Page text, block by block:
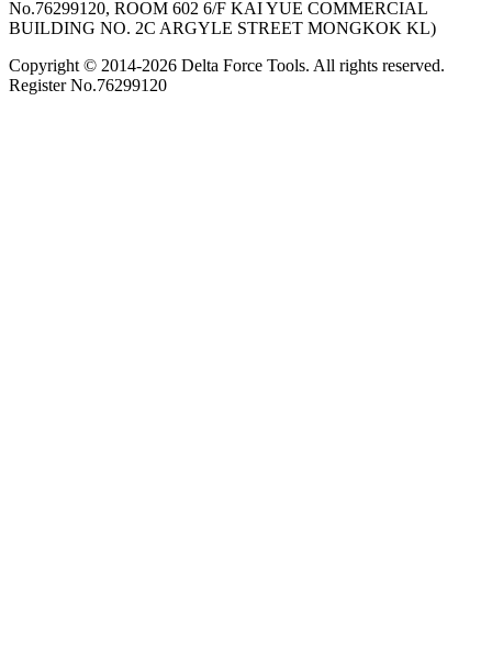
No.76299120, ROOM 602 6/F KAI YUE COMMERCIAL
BUILDING NO. 2C ARGYLE STREET MONGKOK KL)
Copyright © 2014-2026 Delta Force Tools. All rights reserved.
Register No.76299120